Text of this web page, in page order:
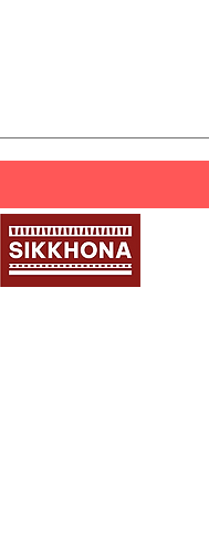
Et si
en y
du